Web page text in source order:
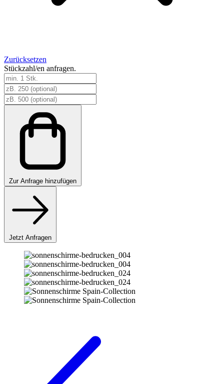
Zurücksetzen
Stückzahl/en anfragen.
Sonnenschirme
Spain-
Collection
Menge
Zur Anfrage hinzufügen
Jetzt Anfragen